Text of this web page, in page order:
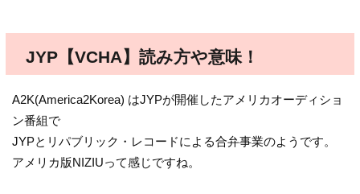
JYP【VCHA】読み方や意味！
A2K(America2Korea) はJYPが開催したアメリカオーディショ
ン番組で
JYPとリパブリック・レコードによる合弁事業のようです。
アメリカ版NIZIUって感じですね。